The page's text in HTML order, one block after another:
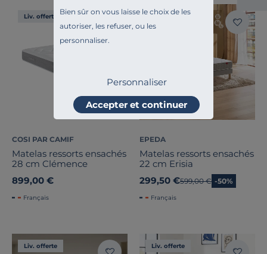
Bien sûr on vous laisse le choix de les
autoriser, les refuser, ou les
personnaliser.
Personnaliser
Accepter et continuer
Liv. offerte
COSI PAR CAMIF
Matelas ressorts ensachés
28 cm Clémence
899,00 €
Français
Liv. offerte
EPEDA
Matelas ressorts ensachés
22 cm Erisia
299,50 €Ancien prix
599,00 € -50%
Français
Liv. offerte Liv. offerte